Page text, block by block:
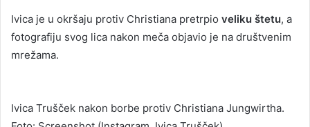
Ivica je u okršaju protiv Christiana pretrpio veliku štetu, a
fotografiju svog lica nakon meča objavio je na društvenim
mrežama.
Ivica Trušček nakon borbe protiv Christiana Jungwirtha.